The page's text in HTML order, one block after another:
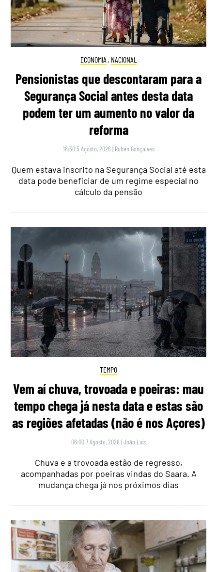
ECONOMIA , NACIONAL
Pensionistas que descontaram para a
Segurança Social antes desta data
podem ter um aumento no valor da
reforma
18:30 5 Agosto, 2026 | Rubén Gonçalves
Quem estava inscrito na Segurança Social até esta
data pode beneficiar de um regime especial no
cálculo da pensão
TEMPO
Vem aí chuva, trovoada e poeiras: mau
tempo chega já nesta data e estas são
as regiões afetadas (não é nos Açores)
06:00 7 Agosto, 2026 |João Luís
Chuva e a trovoada estão de regresso,
acompanhadas por poeiras vindas do Saara. A
mudança chega já nos próximos dias